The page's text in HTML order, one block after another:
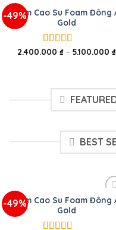
-49%
Nệm Cao Su Foam Đông
Gold
Được xếp
2.400.000 ₫ – 5.100.000 ₫
BEST
-49%
Nệm Cao Su Foam Đông
Gold